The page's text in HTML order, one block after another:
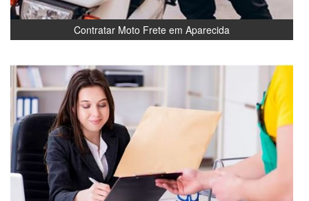
Contratar Moto Frete em Aparecida